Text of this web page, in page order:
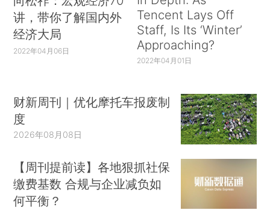
讲，带你了解国内外
经济大局
2022年04月06日
Tencent Lays Off
Staff, Is Its ‘Winter’
Approaching?
2022年04月01日
财新周刊｜优化摩托车报废制
度
2026年08月08日
【周刊提前读】各地狠抓社保
缴费基数 合规与企业减负如
何平衡？